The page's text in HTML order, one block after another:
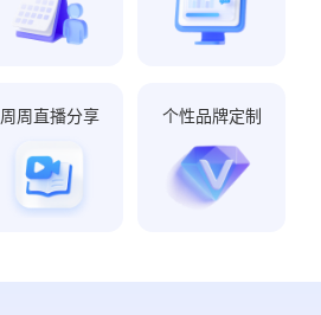
周周直播分享 个性品牌定制